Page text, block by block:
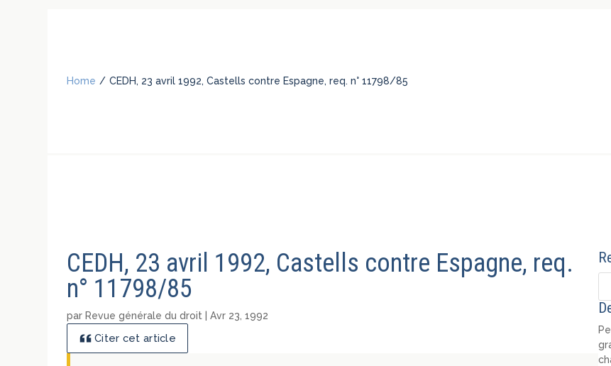
Home / CEDH, 23 avril 1992, Castells contre Espagne, req. n° 11798/85
CEDH, 23 avril 1992, Castells contre Espagne, req.
n° 11798/85
par Revue générale du droit |Avr 23, 1992
Citer cet article